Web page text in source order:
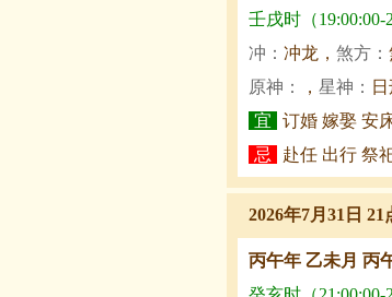
壬戌时（19:00:00-
冲： 冲龙， 煞方：
原神：
， 星神：
宜
订婚 嫁娶 安
忌
赴任 出行 祭
2026年7月31日
丙午年 乙未月 丙